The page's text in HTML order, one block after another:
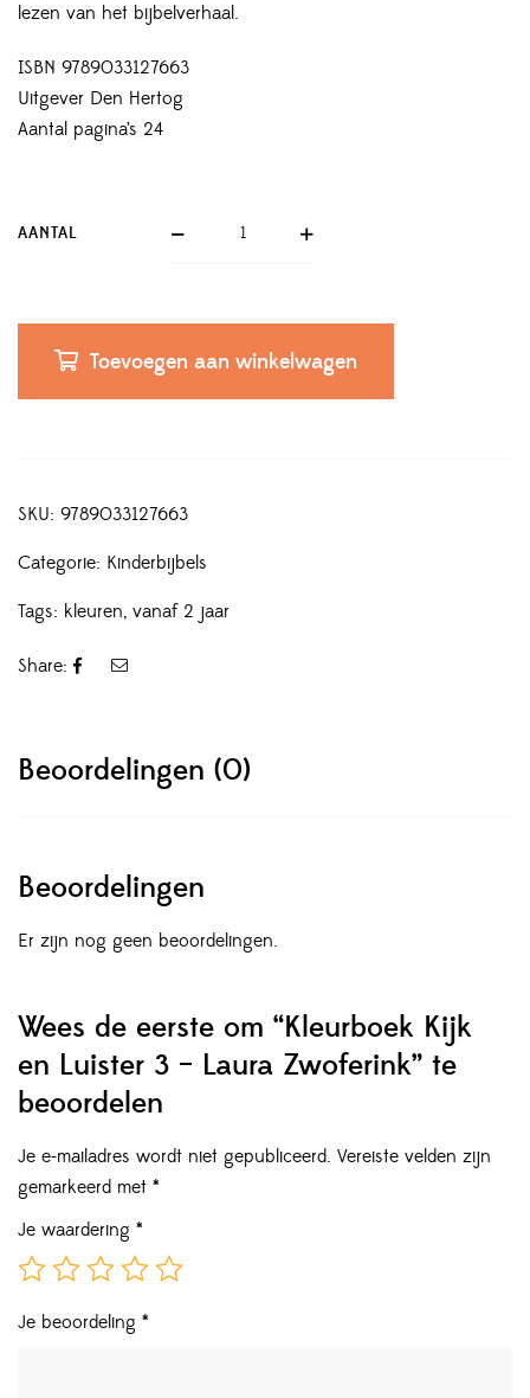
lezen van het bijbelverhaal.
ISBN 9789033127663
Uitgever Den Hertog
Aantal pagina’s 24
AANTAL
Toevoegen aan winkelwagen
SKU: 9789033127663
Categorie: Kinderbijbels
Tags: kleuren, vanaf 2 jaar
Share:
Beoordelingen (0)
Beoordelingen
Er zijn nog geen beoordelingen.
Wees de eerste om “Kleurboek Kijk
en Luister 3 – Laura Zwoferink” te
beoordelen
Je e-mailadres wordt niet gepubliceerd. Vereiste velden zijn
gemarkeerd met *
Je waardering *
Je beoordeling *